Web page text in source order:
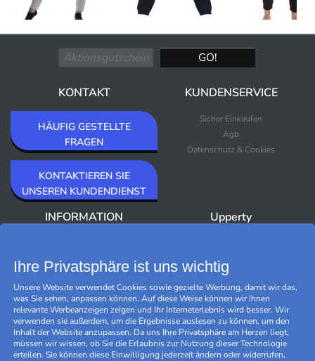
KONTAKT
HÄUFIG GESTELLTE
FRAGEN
KONTAKTIEREN SIE
UNSEREN KUNDENDIENST
KUNDENSERVICE
Sicher Einkaufen
Agb
Datenschutz & Cookies
INFORMATION
Newsletter
Upperty
Bestseller
Outlet
Marken
Black Friday
Cookies verwalten
Ihre Privatsphäre ist uns wichtig
Unsere Website verwendet Cookies sowie gezielte Werbung, damit wir das,
was Sie sehen, anpassen können. Auf diese Weise können wir Ihnen
relevante Werbeanzeigen zeigen und Ihr Interneterlebnis wird besser. Wir
verwenden sie außerdem, um die Ergebnisse auslesen zu können, um den
Inhalt der Website anzupassen. Da uns Ihre Privatsphäre am Herzen liegt,
müssen wir wissen, ob Sie die Erlaubnis zur Nutzung dieser Technologie
erteilen. Sie können diese Einwilligung jederzeit ändern oder widerrufen,